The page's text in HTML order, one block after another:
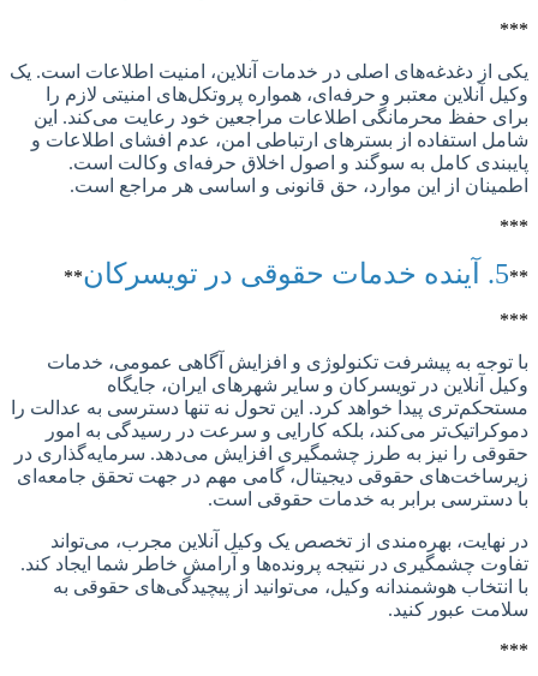
از دغدغه‌های اصلی در خدمات آنلاین، امنیت اطلاعات است. یک
آنلاین معتبر و حرفه‌ای، همواره پروتکل‌های امنیتی لازم را
حفظ محرمانگی اطلاعات مراجعین خود رعایت می‌کند. این
استفاده از بسترهای ارتباطی امن، عدم افشای اطلاعات و
کامل به سوگند و اصول اخلاق حرفه‌ای وکالت است.
از این موارد، حق قانونی و اساسی هر مراجع است.
**
به پیشرفت تکنولوژی و افزایش آگاهی عمومی، خدمات
آنلاین در تویسرکان و سایر شهرهای ایران، جایگاه
پیدا خواهد کرد. این تحول نه تنها دسترسی به عدالت را
می‌کند، بلکه کارایی و سرعت در رسیدگی به امور
را نیز به طرز چشمگیری افزایش می‌دهد. سرمایه‌گذاری در
حقوقی دیجیتال، گامی مهم در جهت تحقق جامعه‌ای
برابر به خدمات حقوقی است.
بهره‌مندی از تخصص یک وکیل آنلاین مجرب، می‌تواند
چشمگیری در نتیجه پرونده‌ها و آرامش خاطر شما ایجاد کند.
هوشمندانه وکیل، می‌توانید از پیچیدگی‌های حقوقی به
عبور کنید.